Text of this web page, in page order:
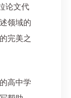
论文代
领域的
完美之
高中学